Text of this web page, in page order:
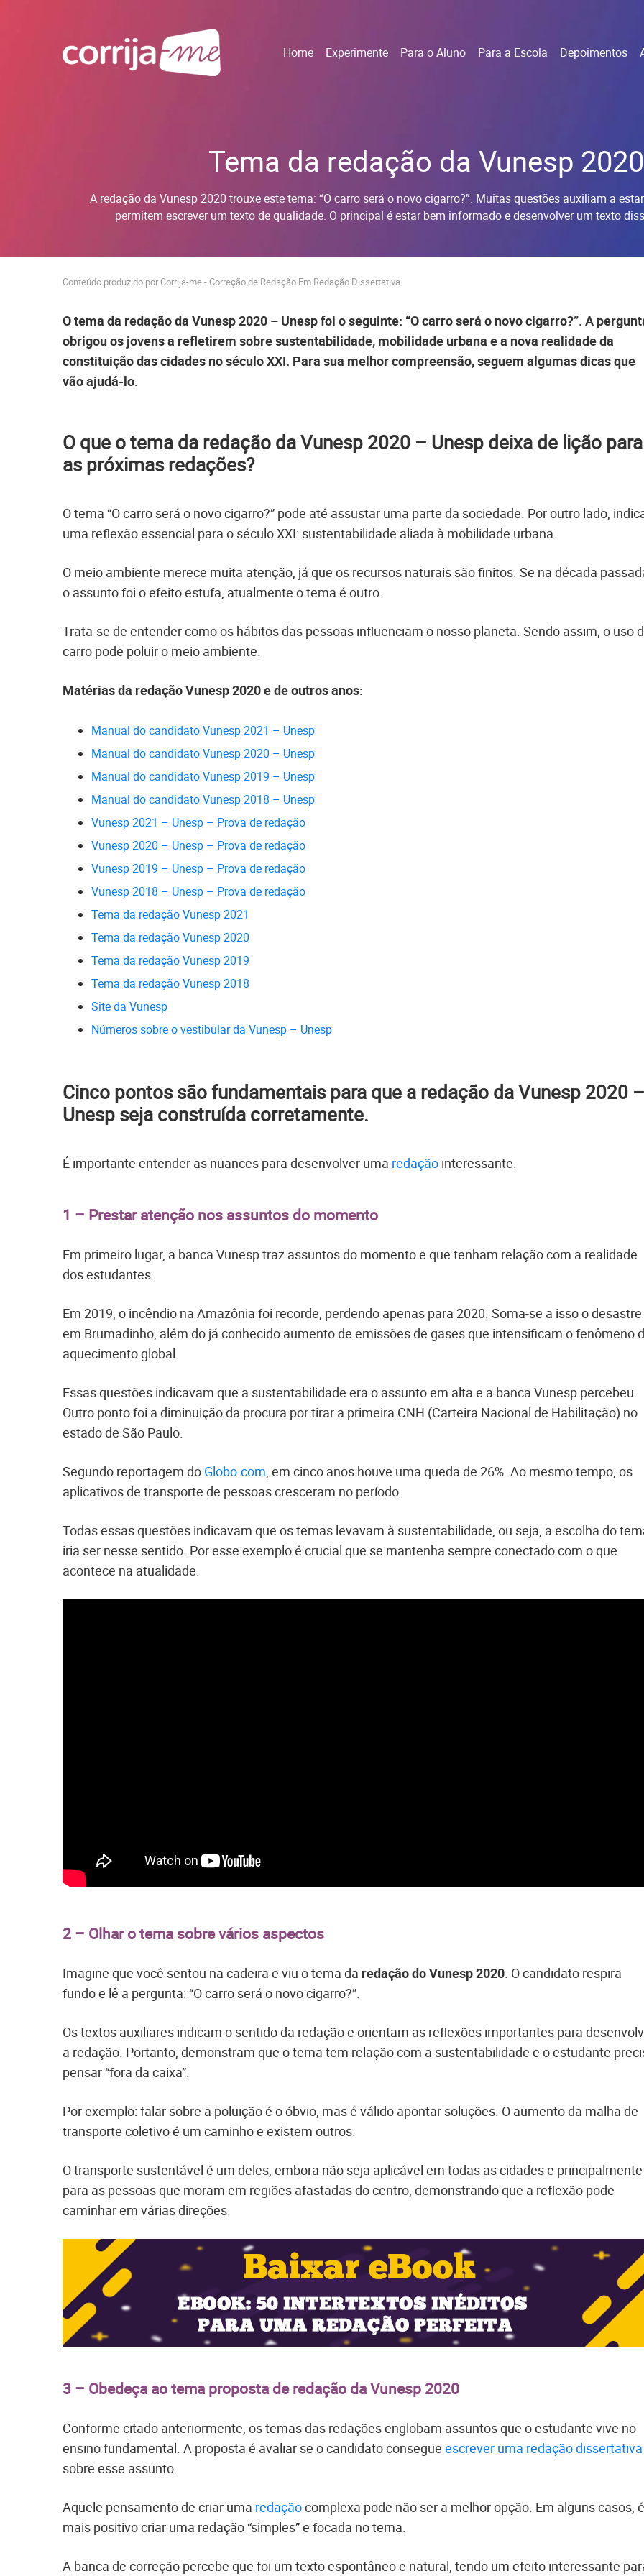
Home Experimente Para o Aluno Para a Escola Depoimentos
Tema da redação da Vunesp
A redação da Vunesp 2020 trouxe este tema: “O carro será o novo cigarro?”. Muitas questões auxiliam a
permitem escrever um texto de qualidade. O principal é estar bem informado e desenvolver um texto
Conteúdo produzido por Corrija-me - Correção de Redação Em Redação Dissertativa
O tema da redação da Vunesp 2020 – Unesp foi o seguinte: “O carro será o novo cigarro?”. A
obrigou os jovens a refletirem sobre sustentabilidade, mobilidade urbana e a nova realidade da
constituição das cidades no século XXI. Para sua melhor compreensão, seguem algumas dicas que
vão ajudá-lo.
O que o tema da redação da Vunesp 2020 – Unesp deixa de lição para
as próximas redações?
O tema “O carro será o novo cigarro?” pode até assustar uma parte da sociedade. Por outro lado,
uma reflexão essencial para o século XXI: sustentabilidade aliada à mobilidade urbana.
O meio ambiente merece muita atenção, já que os recursos naturais são finitos. Se na década
o assunto foi o efeito estufa, atualmente o tema é outro.
Trata-se de entender como os hábitos das pessoas influenciam o nosso planeta. Sendo assim, o uso
carro pode poluir o meio ambiente.
Matérias da redação Vunesp 2020 e de outros anos:
Manual do candidato Vunesp 2021 – Unesp
Manual do candidato Vunesp 2020 – Unesp
Manual do candidato Vunesp 2019 – Unesp
Manual do candidato Vunesp 2018 – Unesp
Vunesp 2021 – Unesp – Prova de redação
Vunesp 2020 – Unesp – Prova de redação
Vunesp 2019 – Unesp – Prova de redação
Vunesp 2018 – Unesp – Prova de redação
Tema da redação Vunesp 2021
Tema da redação Vunesp 2020
Tema da redação Vunesp 2019
Tema da redação Vunesp 2018
Site da Vunesp
Números sobre o vestibular da Vunesp – Unesp
Cinco pontos são fundamentais para que a redação da Vunesp 2020 –
Unesp seja construída corretamente.
É importante entender as nuances para desenvolver uma redação interessante.
1 – Prestar atenção nos assuntos do momento
Em primeiro lugar, a banca Vunesp traz assuntos do momento e que tenham relação com a realidade
dos estudantes.
Em 2019, o incêndio na Amazônia foi recorde, perdendo apenas para 2020. Soma-se a isso o desastre
em Brumadinho, além do já conhecido aumento de emissões de gases que intensificam o fenômeno
aquecimento global.
Essas questões indicavam que a sustentabilidade era o assunto em alta e a banca Vunesp percebeu.
Outro ponto foi a diminuição da procura por tirar a primeira CNH (Carteira Nacional de Habilitação) no
estado de São Paulo.
Segundo reportagem do Globo.com, em cinco anos houve uma queda de 26%. Ao mesmo tempo, os
aplicativos de transporte de pessoas cresceram no período.
Todas essas questões indicavam que os temas levavam à sustentabilidade, ou seja, a escolha do
iria ser nesse sentido. Por esse exemplo é crucial que se mantenha sempre conectado com o que
acontece na atualidade.
2 – Olhar o tema sobre vários aspectos
Imagine que você sentou na cadeira e viu o tema da redação do Vunesp 2020. O candidato respira
fundo e lê a pergunta: “O carro será o novo cigarro?”.
Os textos auxiliares indicam o sentido da redação e orientam as reflexões importantes para
a redação. Portanto, demonstram que o tema tem relação com a sustentabilidade e o estudante
pensar “fora da caixa”.
Por exemplo: falar sobre a poluição é o óbvio, mas é válido apontar soluções. O aumento da malha de
transporte coletivo é um caminho e existem outros.
O transporte sustentável é um deles, embora não seja aplicável em todas as cidades e principalmente
para as pessoas que moram em regiões afastadas do centro, demonstrando que a reflexão pode
caminhar em várias direções.
3 – Obedeça ao tema proposta de redação da Vunesp 2020
Conforme citado anteriormente, os temas das redações englobam assuntos que o estudante vive no
ensino fundamental. A proposta é avaliar se o candidato consegue escrever uma redação dissertativa
sobre esse assunto.
Aquele pensamento de criar uma redaçãocomplexa pode não ser a melhor opção. Em alguns casos, é
mais positivo criar uma redação “simples” e focada no tema.
A banca de correção percebe que foi um texto espontâneo e natural, tendo um efeito interessante